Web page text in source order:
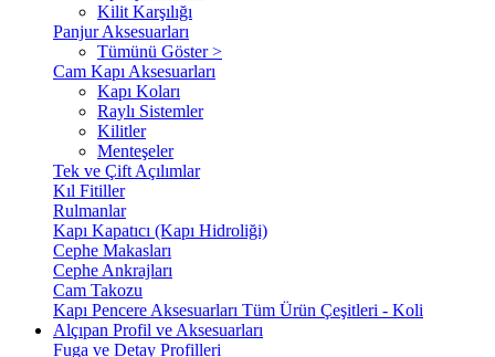
Kilit Karşılığı
Panjur Aksesuarları
Tümünü Göster >
Cam Kapı Aksesuarları
Kapı Koları
Raylı Sistemler
Kilitler
Menteşeler
Tek ve Çift Açılımlar
Kıl Fitiller
Rulmanlar
Kapı Kapatıcı (Kapı Hidroliği)
Cephe Makasları
Cephe Ankrajları
Cam Takozu
Kapı Pencere Aksesuarları Tüm Ürün Çeşitleri - Koli
Alçıpan Profil ve Aksesuarları
Fuga ve Detay Profilleri